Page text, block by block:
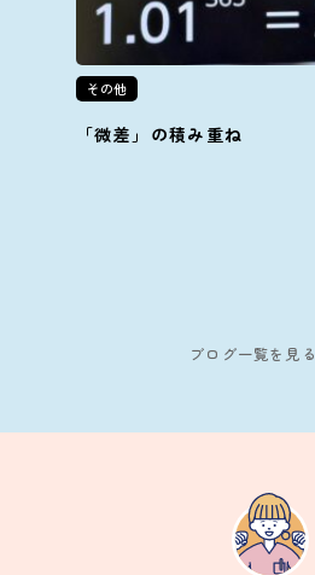
その他
「微差」の積み重ね
ブログ一覧を見る